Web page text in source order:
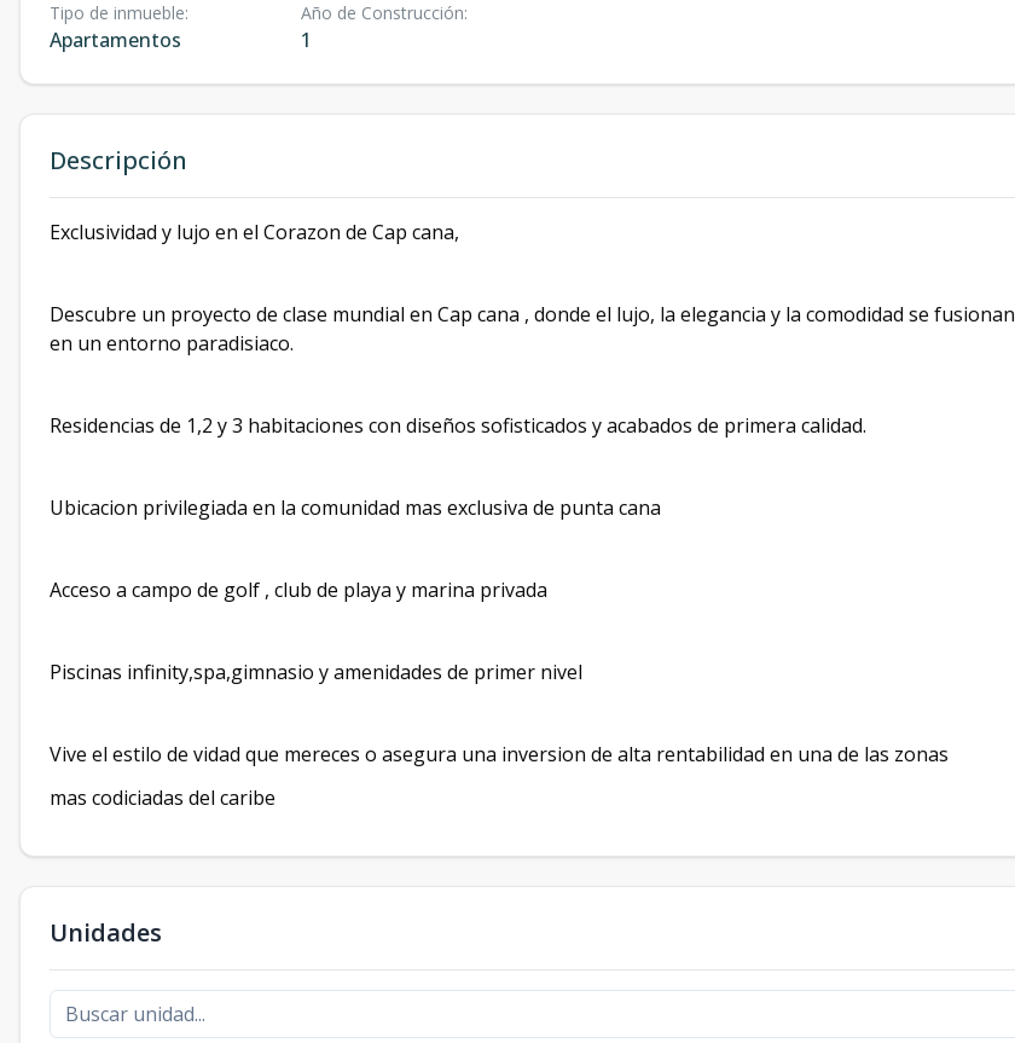
Tipo de inmueble:
Apartamentos
Año de Construcción:
1
Descripción
Exclusividad y lujo en el Corazon de Cap cana,
Descubre un proyecto de clase mundial en Cap cana , donde el lujo, la elegancia y la comodidad se fusionan
en un entorno paradisiaco.
Residencias de 1,2 y 3 habitaciones con diseños sofisticados y acabados de primera calidad.
Ubicacion privilegiada en la comunidad mas exclusiva de punta cana
Acceso a campo de golf , club de playa y marina privada
Piscinas infinity,spa,gimnasio y amenidades de primer nivel
Vive el estilo de vidad que mereces o asegura una inversion de alta rentabilidad en una de las zonas
mas codiciadas del caribe
Unidades